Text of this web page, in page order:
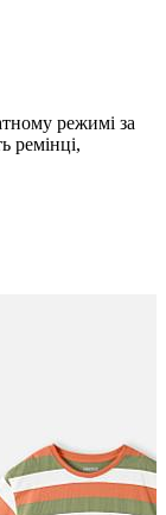
режимі за
ремінці,